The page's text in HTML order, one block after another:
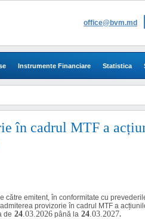
office@bvm.md
Instrumente Financiare Statistica
în cadrul MTF a
către emitent, în conformitate cu
provizorie în cadrul MTF a
de 24.03.2026 până la 24.03.2027.